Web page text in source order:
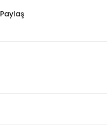
Paylaş